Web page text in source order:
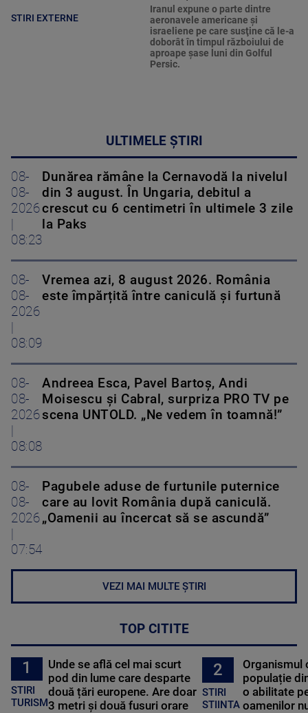
STIRI EXTERNE
Iranul expune o parte dintre
aeronavele americane şi
israeliene pe care susţine că le-a
doborât în timpul războiului de
aproape şase luni din Golful
Persic.
ULTIMELE ȘTIRI
08-
08-
2026
08:23
Dunărea rămâne la Cernavodă la nivelul
din 3 august. În Ungaria, debitul a
crescut cu 6 centimetri în ultimele 3 zile
la Paks
08-
08-
2026
08:09
Vremea azi, 8 august 2026. România
este împărțită între caniculă și furtună
08-
08-
2026
08:08
Andreea Esca, Pavel Bartoș, Andi
Moisescu și Cabral, surpriza PRO TV pe
scena UNTOLD. „Ne vedem în toamnă!”
08-
08-
2026
07:54
Pagubele aduse de furtunile puternice
care au lovit România după caniculă.
„Oamenii au încercat să se ascundă”
VEZI MAI MULTE ȘTIRI
TOP CITITE
1
STIRI
TURISM
Unde se află cel mai scurt
pod din lume care desparte
două țări europene. Are doar
3 metri și două fusuri orare
2
STIRI
STIINTA
Organismul
populație
o abilitate
oamenilor